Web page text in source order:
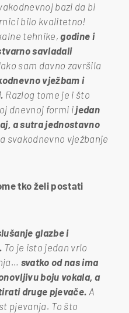
bazi da bi
bilo kvalitetno!
tehnike, godine i
savladali
sam davno završila
vježbam i
Razlog tome je i što
dnevnoj formi ijedan
a sutra jednostavno
svakodnevno vježbanje
tko želi postati
glazbe i
To je isto jedan vrlo
svatko od nas ima
boju vokala, a
druge pjevače. A
pjevanja. To što